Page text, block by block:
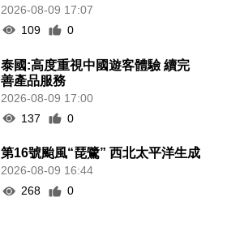
2026-08-09 17:07
109
0
泰國:高度重視中國遊客體驗 續完
善產品服務
2026-08-09 17:00
137
0
第16號颱風“琵鷺” 西北太平洋生成
2026-08-09 16:44
268
0